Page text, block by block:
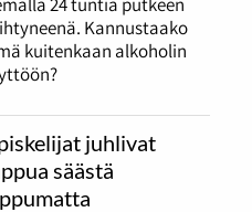
Kannustaako
kuitenkaan alkoholin
juhlivat
säästä